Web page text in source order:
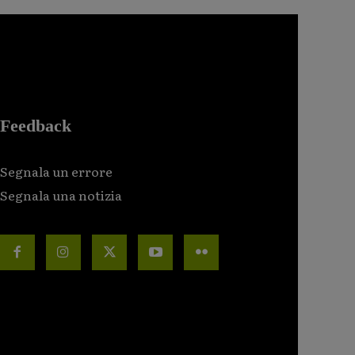
Feedback
Segnala un errore
Segnala una notizia